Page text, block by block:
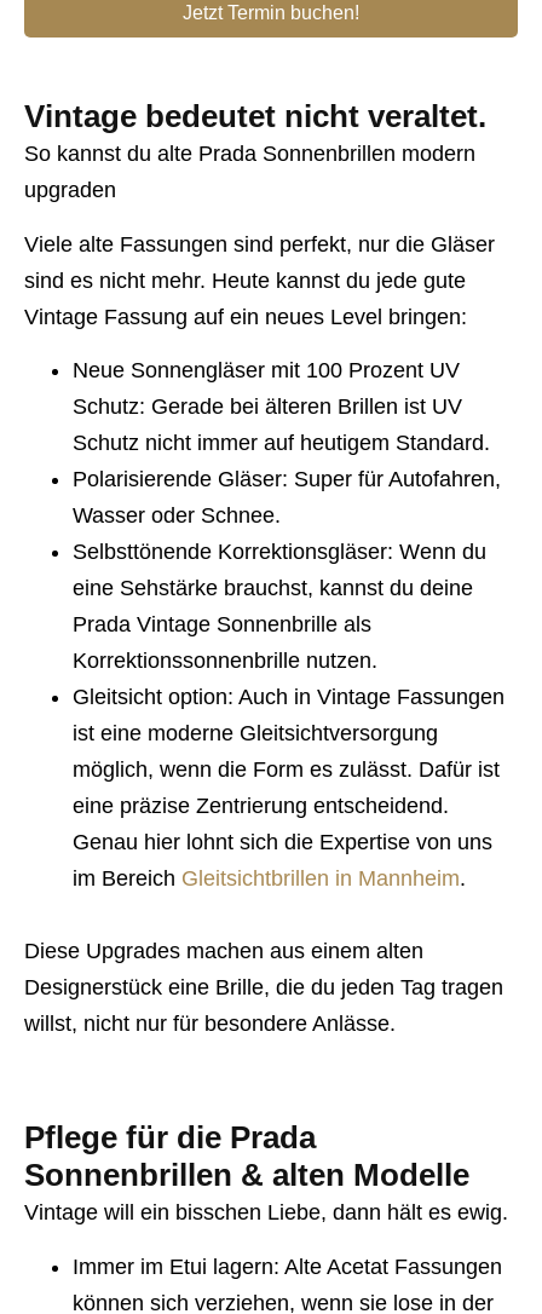
Jetzt Termin buchen!
Vintage bedeutet nicht veraltet.
So kannst du alte Prada Sonnenbrillen modern
upgraden
Viele alte Fassungen sind perfekt, nur die Gläser
sind es nicht mehr. Heute kannst du jede gute
Vintage Fassung auf ein neues Level bringen:
Neue Sonnengläser mit 100 Prozent UV
Schutz: Gerade bei älteren Brillen ist UV
Schutz nicht immer auf heutigem Standard.
Polarisierende Gläser: Super für Autofahren,
Wasser oder Schnee.
Selbsttönende Korrektionsgläser: Wenn du
eine Sehstärke brauchst, kannst du deine
Prada Vintage Sonnenbrille als
Korrektionssonnenbrille nutzen.
Gleitsicht option: Auch in Vintage Fassungen
ist eine moderne Gleitsichtversorgung
möglich, wenn die Form es zulässt. Dafür ist
eine präzise Zentrierung entscheidend.
Genau hier lohnt sich die Expertise von uns
im Bereich Gleitsichtbrillen in Mannheim.
Diese Upgrades machen aus einem alten
Designerstück eine Brille, die du jeden Tag tragen
willst, nicht nur für besondere Anlässe.
Pflege für die Prada
Sonnenbrillen & alten Modelle
Vintage will ein bisschen Liebe, dann hält es ewig.
Immer im Etui lagern: Alte Acetat Fassungen
können sich verziehen, wenn sie lose in der